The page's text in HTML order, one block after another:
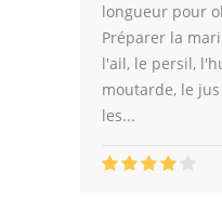
longueur pour
Préparer la
l'ail, le persil,
moutarde, le
les...